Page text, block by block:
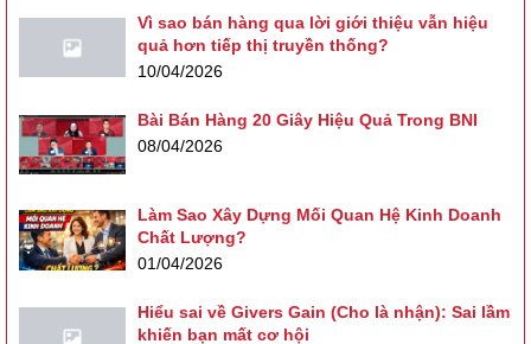
Vì sao bán hàng qua lời giới thiệu vẫn hiệu
quả hơn tiếp thị truyền thống?
10/04/2026
Bài Bán Hàng 20 Giây Hiệu Quả Trong BNI
08/04/2026
Làm Sao Xây Dựng Mối Quan Hệ Kinh Doanh
Chất Lượng?
01/04/2026
Hiểu sai về Givers Gain (Cho là nhận): Sai lầm
khiến bạn mất cơ hội